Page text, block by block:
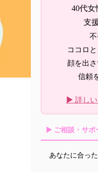
40代女
支
ココロ
顔を出
信頼
▶ 詳し
▶ ご相談・サポ
あなたに合っ